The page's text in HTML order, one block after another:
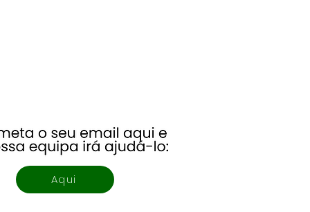
-42,39%
0,47 -48,91%
Aqui